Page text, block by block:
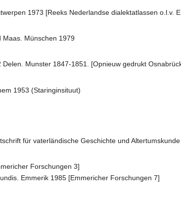
1973 [Reeks Nederlandse dialektatlassen o.l.v.
Maas. Münschen 1979
Munster 1847-1851. [Opnieuw gedrukt
1953 (Staringinsituut)
für vaterländische Geschichte und
Forschungen 3]
Emmerik 1985 [Emmericher Forschungen 7]